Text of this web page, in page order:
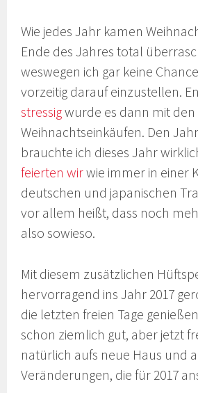
Wie jedes Jahr kamen
Ende des Jahres total
weswegen ich gar keine
vorzeitig darauf einzustellen.
stressigwurde es dann mit den
Weihnachtseinkäufen. Den
brauchte ich dieses Jahr
feierten wirwie immer in einer
deutschen und japanischen
vor allem heißt, dass noch
also sowieso.
Mit diesem zusätzlichen
hervorragend ins Jahr 2017
die letzten freien Tage
schon ziemlich gut, aber jetzt
natürlich aufs neue Haus und
Veränderungen, die für 2017